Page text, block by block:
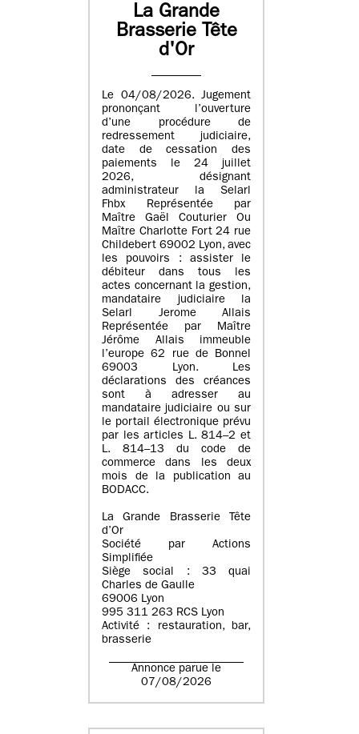
La Grande
Brasserie Tête
d'Or
Le 04/08/2026. Jugement
prononçant l’ouverture
d’une procédure de
redressement judiciaire,
date de cessation des
paiements le 24 juillet
2026, désignant
administrateur la Selarl
Fhbx Représentée par
Maître Gaël Couturier Ou
Maître Charlotte Fort 24 rue
Childebert 69002 Lyon, avec
les pouvoirs : assister le
débiteur dans tous les
actes concernant la gestion,
mandataire judiciaire la
Selarl Jerome Allais
Représentée par Maître
Jérôme Allais immeuble
l’europe 62 rue de Bonnel
69003 Lyon. Les
déclarations des créances
sont à adresser au
mandataire judiciaire ou sur
le portail électronique prévu
par les articles L. 814–2 et
L. 814–13 du code de
commerce dans les deux
mois de la publication au
BODACC.
La Grande Brasserie Tête
d’Or
Société par Actions
Simplifiée
Siège social : 33 quai
Charles de Gaulle
69006 Lyon
995 311 263 RCS Lyon
Activité : restauration, bar,
brasserie
Annonce parue le
07/08/2026